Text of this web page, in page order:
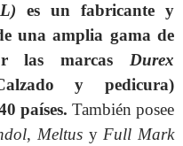
es un fabricante y
una amplia gama de
las marcas Durex
y pedicura)
países. También posee
, Meltusy Full Mark